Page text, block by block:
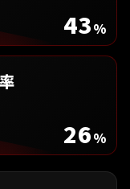
43%
26%